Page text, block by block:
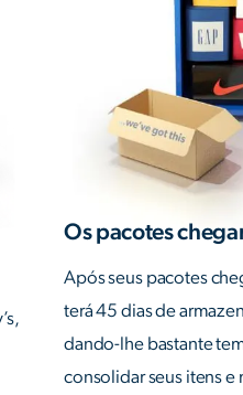
Os pacotes
Após seus pacotes
terá 45 dias de
dando-lhe bastante
consolidar seus itens e